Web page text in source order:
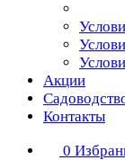
Акции
Контакты
0